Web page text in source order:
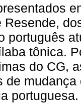
Resende,
português
tônica.
do CG,
de